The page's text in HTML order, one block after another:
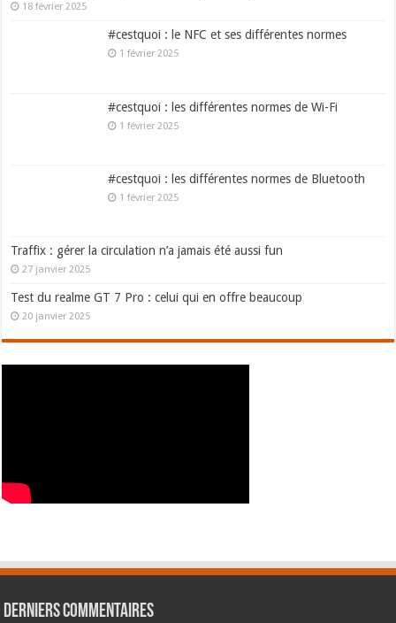
18 février 2025
#cestquoi : le NFC et ses différentes normes
1 février 2025
#cestquoi : les différentes normes de Wi-Fi
1 février 2025
#cestquoi : les différentes normes de Bluetooth
1 février 2025
Traffix : gérer la circulation n’a jamais été aussi fun
27 janvier 2025
Test du realme GT 7 Pro : celui qui en offre beaucoup
20 janvier 2025
Derniers commentaires